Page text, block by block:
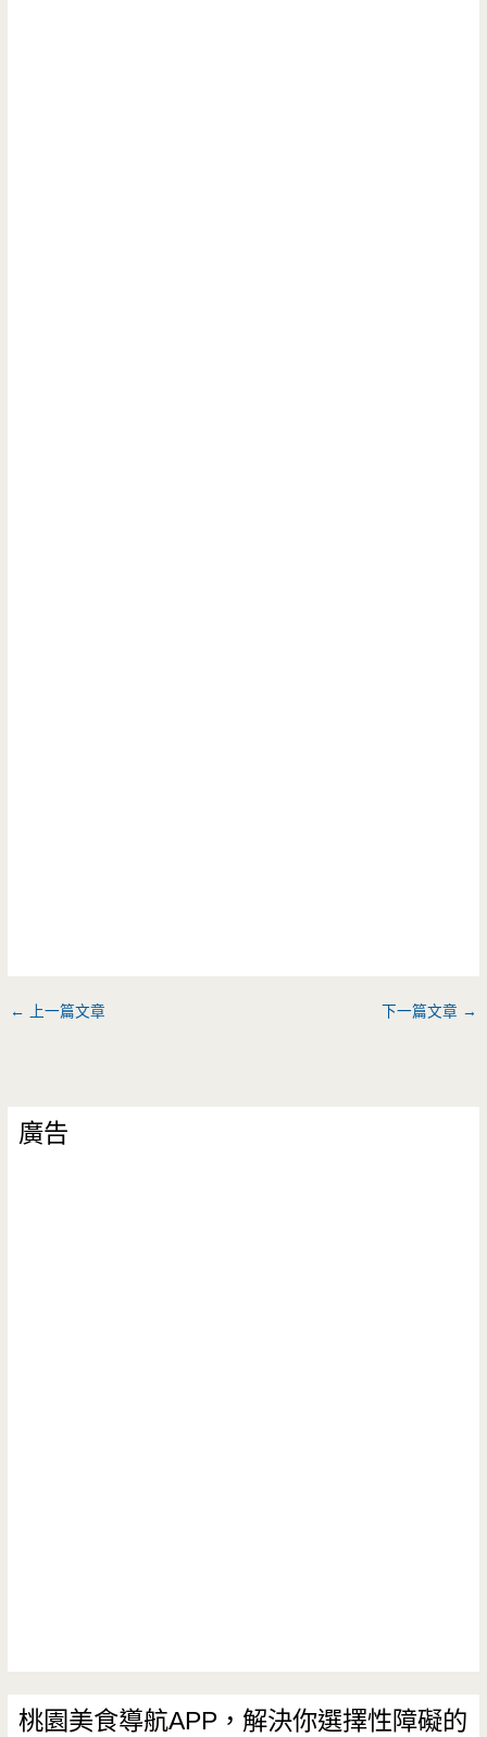
← 上一篇文章 下一篇文章 →
廣告
桃園美食導航APP，解決你選擇性障礙的